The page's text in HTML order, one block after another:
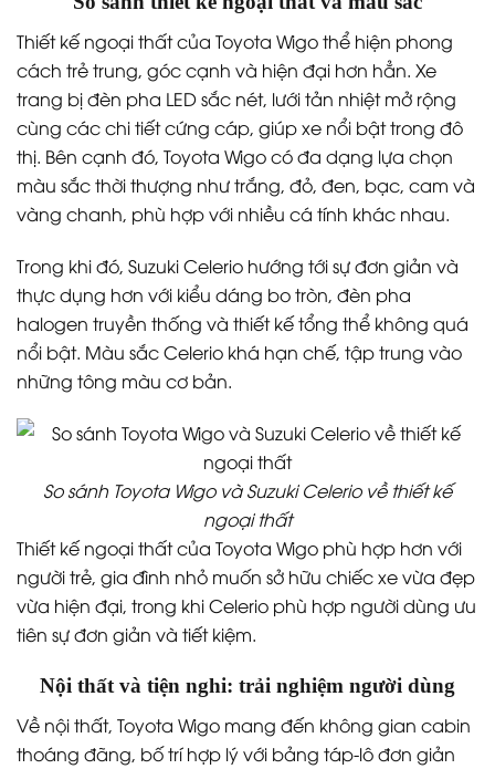
Thiết kế ngoại thất của Toyota Wigo thể hiện phong
cách trẻ trung, góc cạnh và hiện đại hơn hẳn. Xe
trang bị đèn pha LED sắc nét, lưới tản nhiệt mở rộng
cùng các chi tiết cứng cáp, giúp xe nổi bật trong đô
thị. Bên cạnh đó, Toyota Wigo có đa dạng lựa chọn
màu sắc thời thượng như trắng, đỏ, đen, bạc, cam và
vàng chanh, phù hợp với nhiều cá tính khác nhau.
Trong khi đó, Suzuki Celerio hướng tới sự đơn giản và
thực dụng hơn với kiểu dáng bo tròn, đèn pha
halogen truyền thống và thiết kế tổng thể không quá
nổi bật. Màu sắc Celerio khá hạn chế, tập trung vào
những tông màu cơ bản.
So sánh Toyota Wigo và Suzuki Celerio về thiết kế
ngoại thất
Thiết kế ngoại thất của Toyota Wigo phù hợp hơn với
người trẻ, gia đình nhỏ muốn sở hữu chiếc xe vừa đẹp
vừa hiện đại, trong khi Celerio phù hợp người dùng ưu
tiên sự đơn giản và tiết kiệm.
Nội thất và tiện nghi: trải nghiệm người dùng
Về nội thất, Toyota Wigo mang đến không gian cabin
thoáng đãng, bố trí hợp lý với bảng táp-lô đơn giản